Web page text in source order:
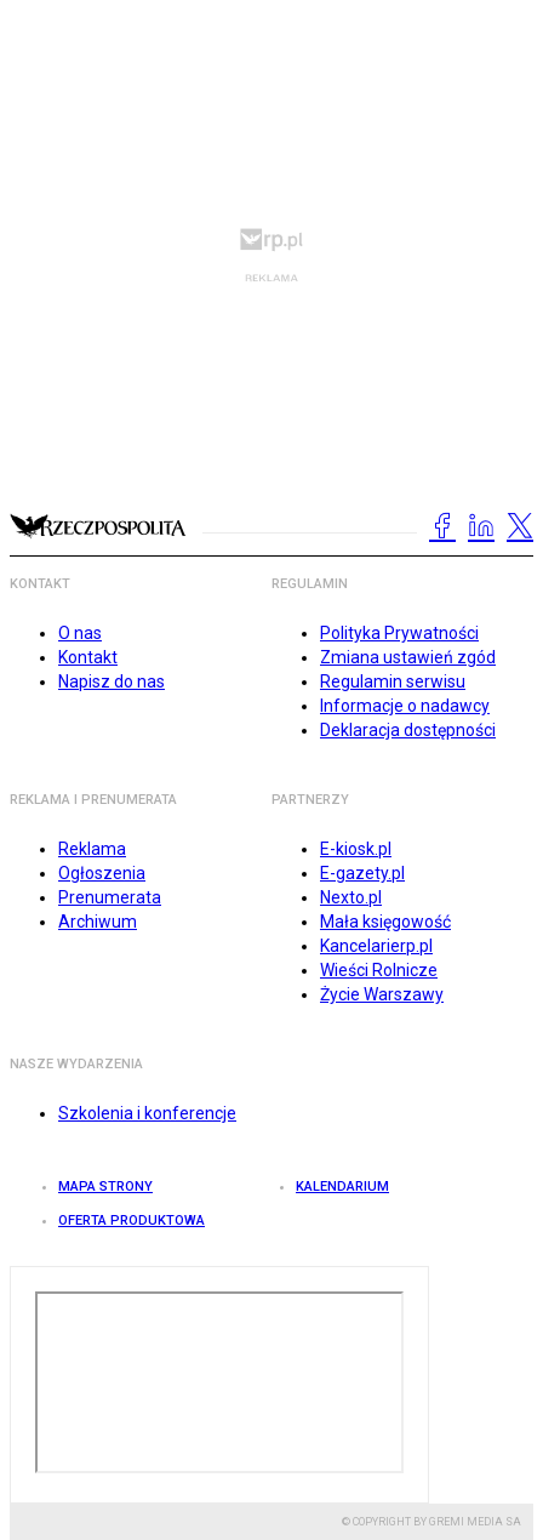
KONTAKT
O nas
Kontakt
Napisz do nas
REGULAMIN
Polityka Prywatności
Zmiana ustawień zgód
Regulamin serwisu
Informacje o nadawcy
Deklaracja dostępności
REKLAMA I PRENUMERATA
Reklama
Ogłoszenia
Prenumerata
Archiwum
PARTNERZY
E-kiosk.pl
E-gazety.pl
Nexto.pl
Mała księgowość
Kancelarierp.pl
Wieści Rolnicze
Życie Warszawy
NASZE WYDARZENIA
Szkolenia i konferencje
MAPA STRONY KALENDARIUM
OFERTA PRODUKTOWA
© COPYRIGHT BY GREMI MEDIA SA